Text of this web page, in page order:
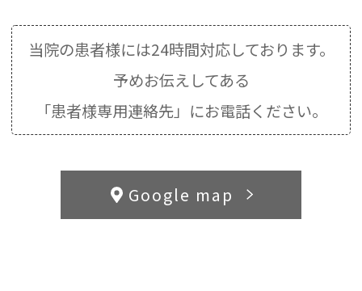
当院の患者様には24時間対応しております。
予めお伝えしてある
「患者様専用連絡先」にお電話ください。
Google map